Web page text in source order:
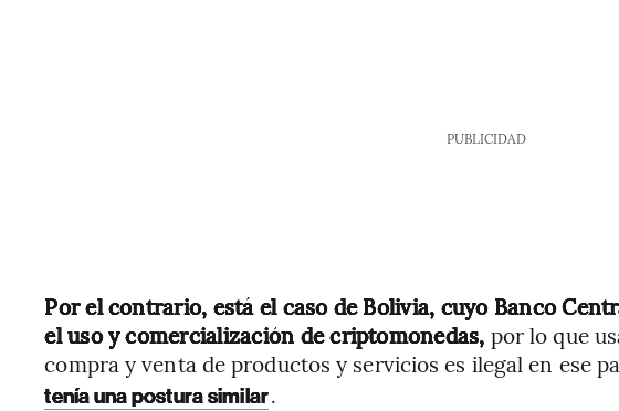
PUBLICIDAD
Por el contrario, está el caso de Bolivia, cuyo Banco
el uso y comercialización de criptomonedas, por lo que
compra y venta de productos y servicios es ilegal en ese
tenía una postura similar.